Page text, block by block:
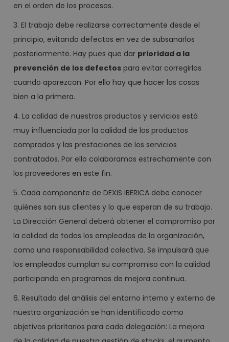
en el orden de los procesos.
3. El trabajo debe realizarse correctamente desde el
principio, evitando defectos en vez de subsanarlos
posteriormente. Hay pues que dar prioridad a la
prevención de los defectos para evitar corregirlos
cuando aparezcan. Por ello hay que hacer las cosas
bien a la primera.
4. La calidad de nuestros productos y servicios está
muy influenciada por la calidad de los productos
comprados y las prestaciones de los servicios
contratados. Por ello colaboramos estrechamente con
los proveedores en este fin.
5. Cada componente de DEXIS IBERICA debe conocer
quiénes son sus clientes y lo que esperan de su trabajo.
La Dirección General deberá obtener el compromiso por
la calidad de todos los empleados de la organización,
como una responsabilidad colectiva. Se impulsará que
los empleados cumplan su compromiso con la calidad
participando en programas de mejora continua.
6. Resultado del análisis del entorno interno y externo de
nuestra organización se han identificado como
objetivos prioritarios para cada delegación: La mejora